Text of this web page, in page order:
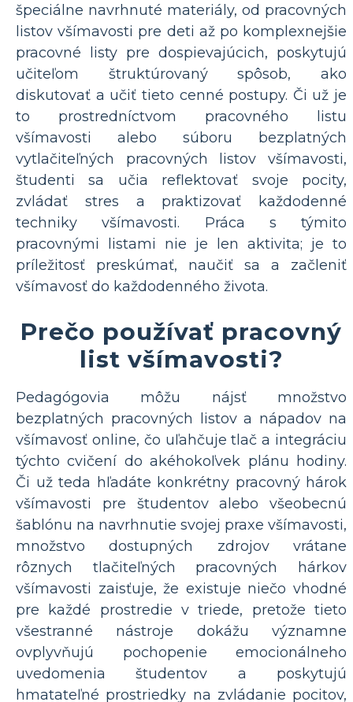
špeciálne navrhnuté materiály, od pracovných
listov všímavosti pre deti až po komplexnejšie
pracovné listy pre dospievajúcich, poskytujú
učiteľom štruktúrovaný spôsob, ako
diskutovať a učiť tieto cenné postupy. Či už je
to prostredníctvom pracovného listu
všímavosti alebo súboru bezplatných
vytlačiteľných pracovných listov všímavosti,
študenti sa učia reflektovať svoje pocity,
zvládať stres a praktizovať každodenné
techniky všímavosti. Práca s týmito
pracovnými listami nie je len aktivita; je to
príležitosť preskúmať, naučiť sa a začleniť
všímavosť do každodenného života.
Prečo používať pracovný
list všímavosti?
Pedagógovia môžu nájsť množstvo
bezplatných pracovných listov a nápadov na
všímavosť online, čo uľahčuje tlač a integráciu
týchto cvičení do akéhokoľvek plánu hodiny.
Či už teda hľadáte konkrétny pracovný hárok
všímavosti pre študentov alebo všeobecnú
šablónu na navrhnutie svojej praxe všímavosti,
množstvo dostupných zdrojov vrátane
rôznych tlačiteľných pracovných hárkov
všímavosti zaisťuje, že existuje niečo vhodné
pre každé prostredie v triede, pretože tieto
všestranné nástroje dokážu významne
ovplyvňujú pochopenie emocionálneho
uvedomenia študentov a poskytujú
hmatateľné prostriedky na zvládanie pocitov,